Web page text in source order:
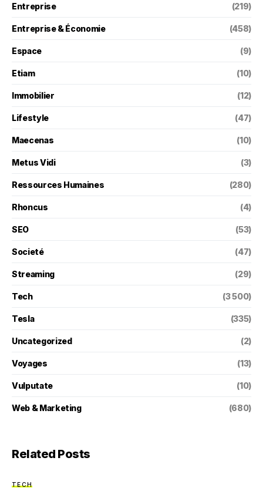
Entreprise (219)
Entreprise & Économie (458)
Espace (9)
Etiam (10)
Immobilier (12)
Lifestyle (47)
Maecenas (10)
Metus Vidi (3)
Ressources Humaines (280)
Rhoncus (4)
SEO (53)
Societé (47)
Streaming (29)
Tech (3 500)
Tesla (335)
Uncategorized (2)
Voyages (13)
Vulputate (10)
Web & Marketing (680)
Related Posts
TECH